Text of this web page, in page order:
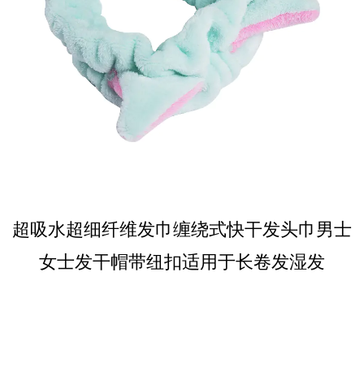
超吸水超细纤维发巾缠绕式快干发头巾男士
女士发干帽带纽扣适用于长卷发湿发